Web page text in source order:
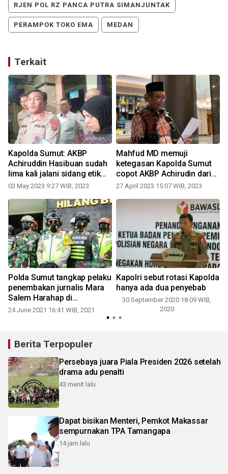
RJEN POL RZ PANCA PUTRA SIMANJUNTAK
PERAMPOK TOKO EMA MEDAN
Terkait
Kapolda Sumut: AKBP
Achiruddin Hasibuan sudah
lima kali jalani sidang etik
pada kasus berbeda
03 May 2023 9:27 WIB, 2023
Mahfud MD memuji
ketegasan Kapolda Sumut
copot AKBP Achirudin dari
jabatannya
27 April 2023 15:07 WIB, 2023
Polda Sumut tangkap pelaku
penembakan jurnalis Mara
Salem Harahap di
Simalungun
24 June 2021 16:41 WIB, 2021
Kapolri sebut rotasi Kapolda
hanya ada dua penyebab
30 September 2020 18:09 WIB,
2020
Berita Terpopuler
Persebaya juara Piala Presiden 2026 setelah
drama adu penalti
43 menit lalu
Dapat bisikan Menteri, Pemkot Makassar
sempurnakan TPA Tamangapa
14 jam lalu